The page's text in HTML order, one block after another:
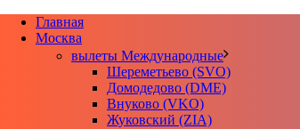
Главная
Москва
вылеты Международные
Шереметьево (SVO)
Домодедово (DME)
Внуково (VKO)
Жуковский (ZIA)